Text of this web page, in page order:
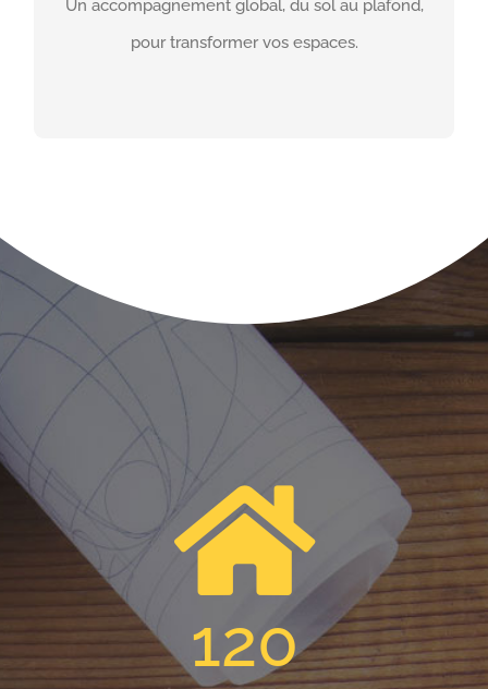
Un accompagnement global, du sol au plafond,
pour transformer vos espaces.
120